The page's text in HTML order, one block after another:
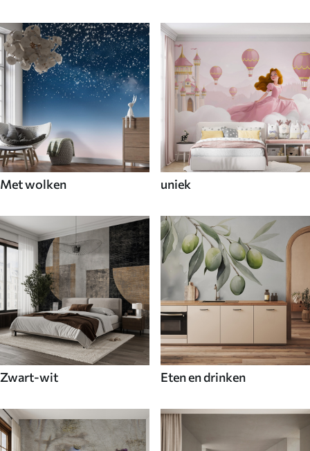
Met wolken uniek
Zwart-wit Eten en drinken